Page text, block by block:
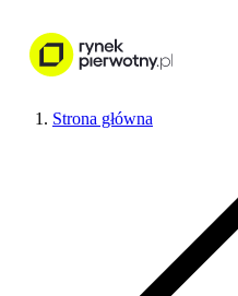
Strona główna